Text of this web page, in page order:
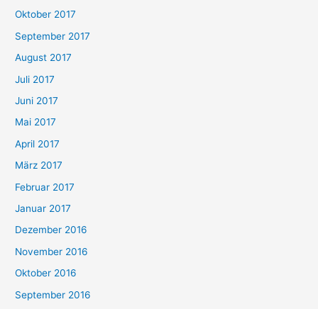
Oktober 2017
September 2017
August 2017
Juli 2017
Juni 2017
Mai 2017
April 2017
März 2017
Februar 2017
Januar 2017
Dezember 2016
November 2016
Oktober 2016
September 2016